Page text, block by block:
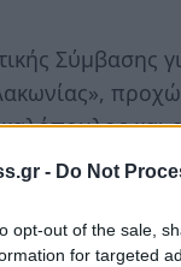
- Do Not
opt-out of the sale,
for targeted
Σύμβασης
και
ευρώ, είναι η
το